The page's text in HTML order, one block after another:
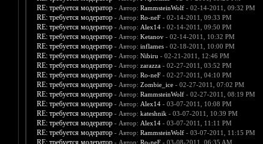
RE: требуется модератор - Автор: RammsteinWolf- 02-14-2011, 09:32 PM
RE: требуется модератор - Автор: Ro-neF- 02-14-2011, 09:33 PM
RE: требуется модератор - Автор: Alex14- 02-14-2011, 09:50 PM
RE: требуется модератор - Автор: Ketanov- 02-14-2011, 10:32 PM
RE: требуется модератор - Автор: inflames- 02-18-2011, 10:00 PM
RE: требуется модератор - Автор: Nibiru - 02-21-2011, 12:46 PM
RE: требуется модератор - Автор: zarazza- 02-27-2011, 03:52 PM
RE: требуется модератор - Автор: Ro-neF- 02-27-2011, 04:10 PM
RE: требуется модератор - Автор: Zombie_ice- 02-27-2011, 07:02 PM
RE: требуется модератор - Автор: RammsteinWolf- 02-27-2011, 08:19 PM
RE: требуется модератор - Автор: Alex14- 03-07-2011, 10:08 PM
RE: требуется модератор - Автор: kateshnik - 03-07-2011, 10:39 PM
RE: требуется модератор - Автор: Alex14- 03-07-2011, 11:11 PM
RE: требуется модератор - Автор: RammsteinWolf- 03-07-2011, 11:15 PM
RE: требуется модератор - Автор: Ro-neF- 03-08-2011, 06:35 AM